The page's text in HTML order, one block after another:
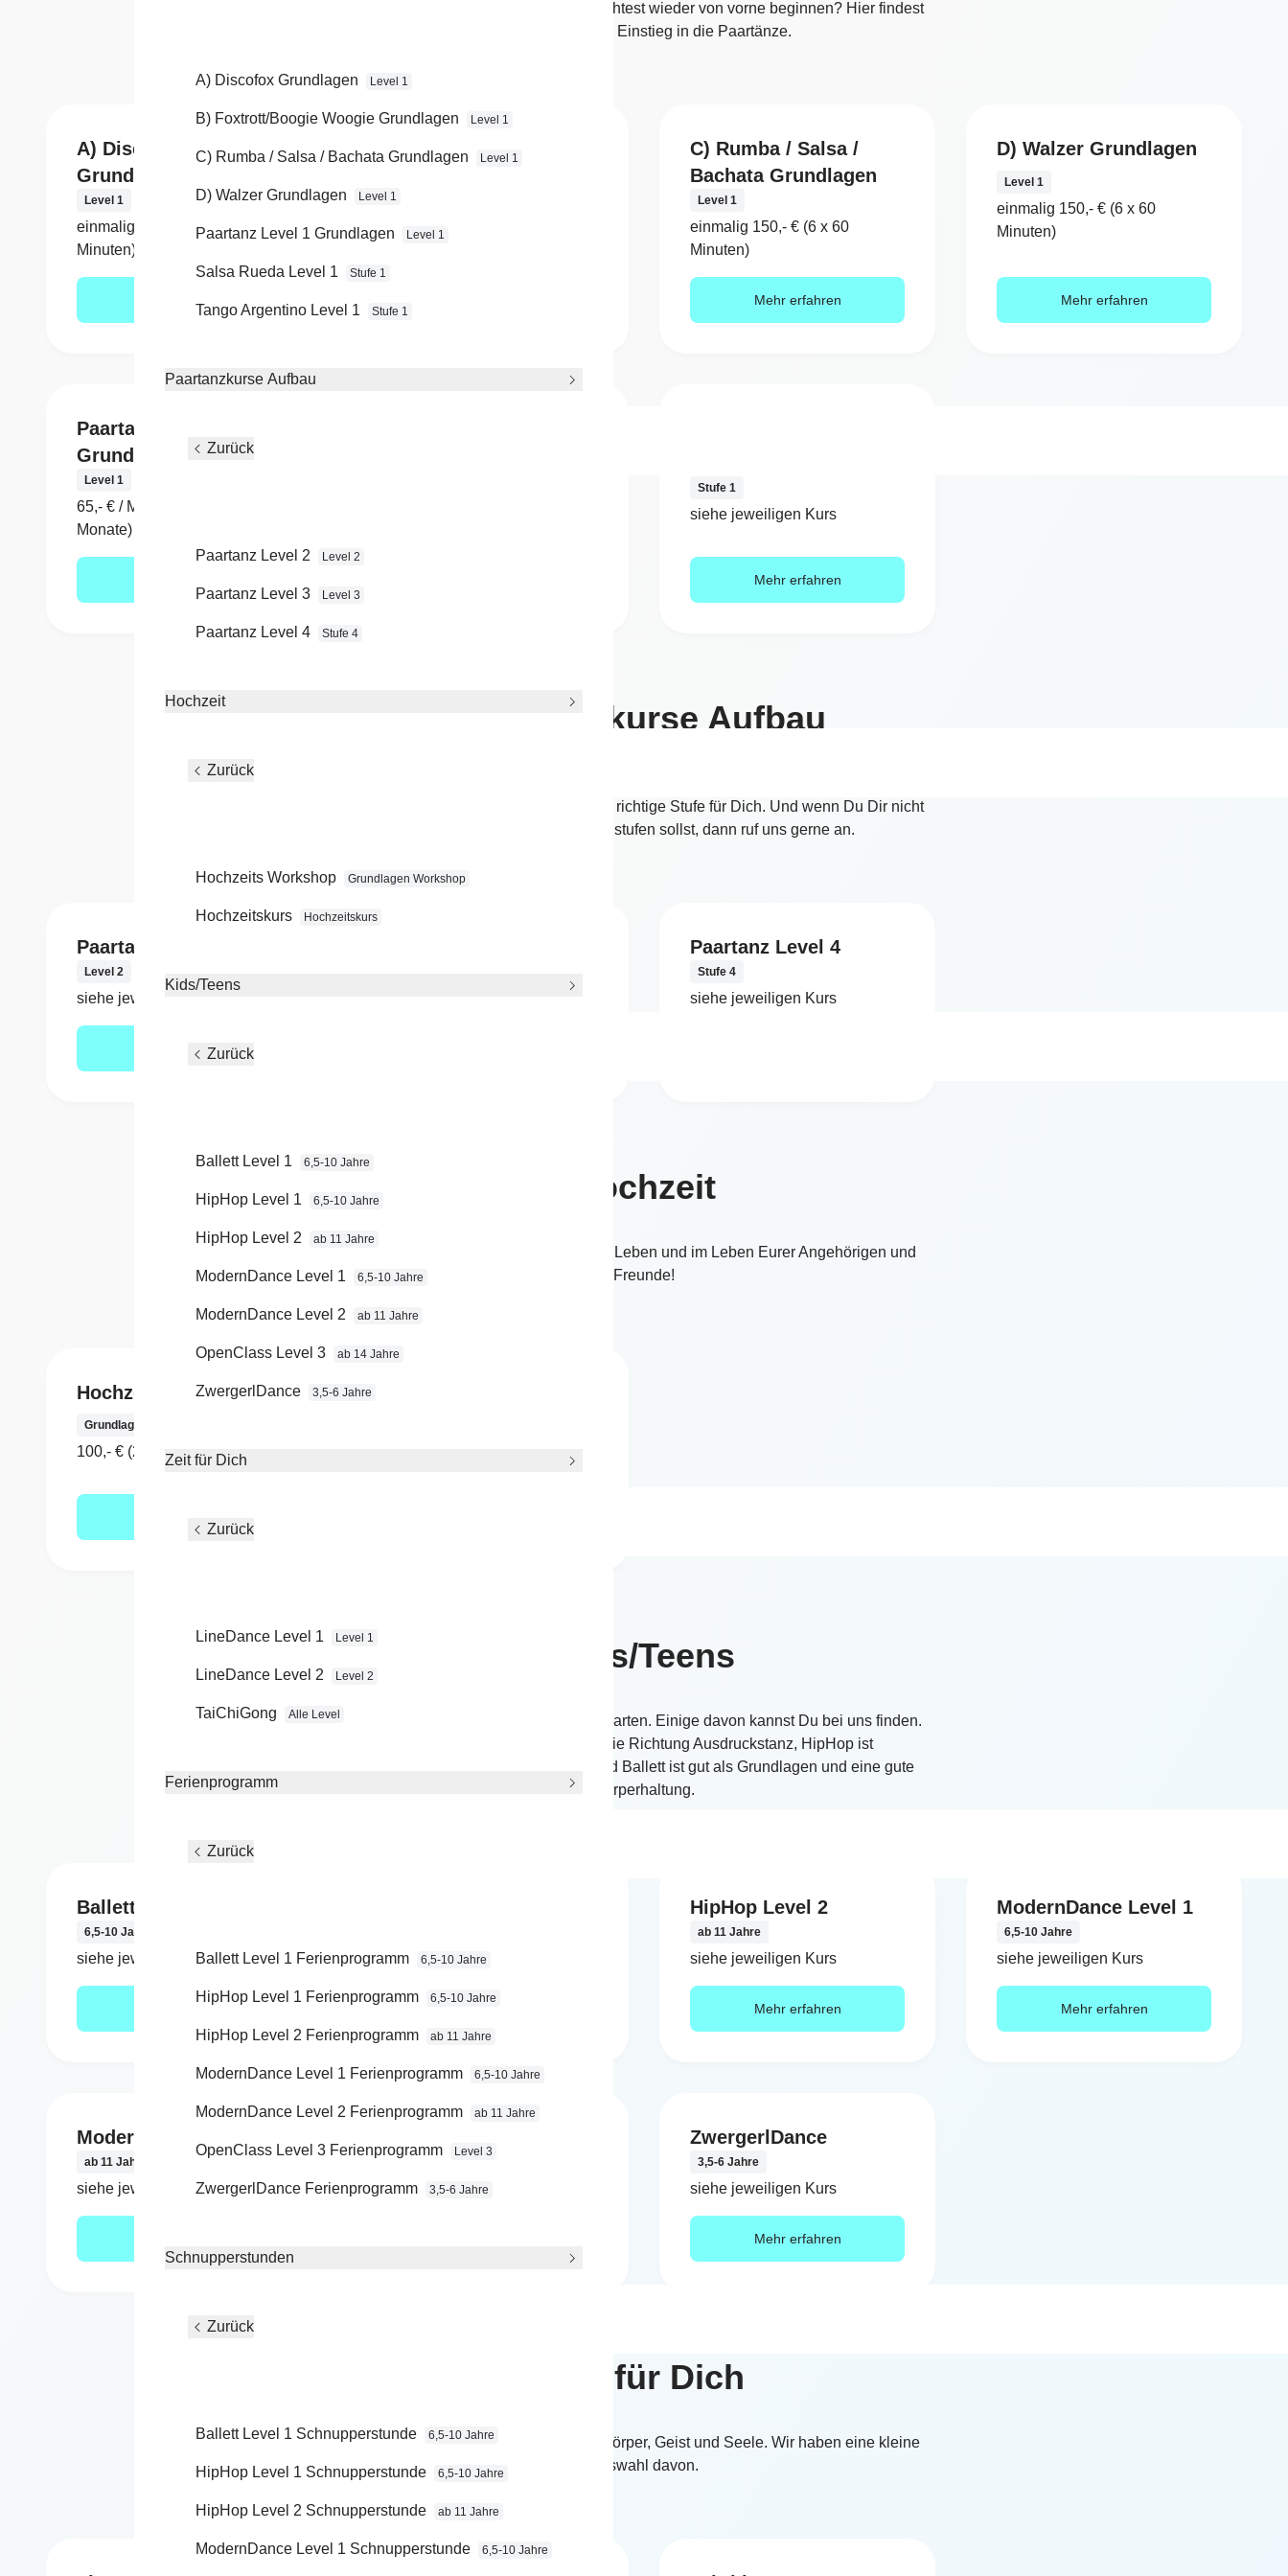
A) Discofox Grundlagen Level 1
B) Foxtrott/Boogie Woogie Grundlagen Level 1
C) Rumba / Salsa / Bachata Grundlagen Level 1
D) Walzer Grundlagen Level 1
Paartanz Level 1 Grundlagen Level 1
Salsa Rueda Level 1 Stufe 1
Tango Argentino Level 1 Stufe 1
Paartanzkurse Aufbau
Zurück
Paartanz Level 2 Level 2
Paartanz Level 3 Level 3
Paartanz Level 4 Stufe 4
Hochzeit
Zurück
Hochzeits Workshop Grundlagen Workshop
Hochzeitskurs Hochzeitskurs
Kids/Teens
Zurück
Ballett Level 1 6,5-10 Jahre
HipHop Level 1 6,5-10 Jahre
HipHop Level 2 ab 11 Jahre
ModernDance Level 1 6,5-10 Jahre
ModernDance Level 2 ab 11 Jahre
OpenClass Level 3 ab 14 Jahre
ZwergerlDance 3,5-6 Jahre
Zeit für Dich
Zurück
LineDance Level 1 Level 1
LineDance Level 2 Level 2
TaiChiGong Alle Level
Ferienprogramm
Zurück
Ballett Level 1 Ferienprogramm 6,5-10 Jahre
HipHop Level 1 Ferienprogramm 6,5-10 Jahre
HipHop Level 2 Ferienprogramm ab 11 Jahre
ModernDance Level 1 Ferienprogramm 6,5-10 Jahre
ModernDance Level 2 Ferienprogramm ab 11 Jahre
OpenClass Level 3 Ferienprogramm Level 3
ZwergerlDance Ferienprogramm 3,5-6 Jahre
Schnupperstunden
Zurück
Ballett Level 1 Schnupperstunde 6,5-10 Jahre
HipHop Level 1 Schnupperstunde 6,5-10 Jahre
HipHop Level 2 Schnupperstunde ab 11 Jahre
ModernDance Level 1 Schnupperstunde 6,5-10 Jahre
Du hast noch nicht getanzt oder möchtest wieder von vorne beginnen? Hier findest
Du den perfekten Einstieg in die Paartänze.
A) Discofox
Grundlagen
Level 1
einmalig 150,- € (6 x 60
Minuten)
B) Foxtrott/Boogie
Level 1
einmalig 150,- € (6 x 60
C) Rumba / Salsa /
Bachata Grundlagen
Level 1
einmalig 150,- € (6 x 60
Minuten)
Mehr erfahren
D) Walzer Grundlagen
Level 1
einmalig 150,- € (6 x 60
Minuten)
Mehr erfahren
Paartanz Level 1
Grundlagen
Level 1
65,- € / Monat (Laufzeit 12
Monate)
Stufe 1
siehe jeweiligen Kurs
Mehr erfahren
Paartanzkurse Aufbau
1 Jahr tanzt, dann findest Du hier die richtige Stufe für Dich. Und wenn Du Dir nicht
sicher bist, wo Du Dich einstufen sollst, dann ruf uns gerne an.
Paartanz Level 2
Level 2
siehe jeweiligen Kurs
Mehr erfahren
Paartanz Level 4
Stufe 4
siehe jeweiligen Kurs
Hochzeit
Einer der schönsten Tage in Eurem Leben und im Leben Eurer Angehörigen und
Freunde!
Hochzeits Workshop
Grundlagen Workshop
100,- € (2 x 120 Minuten)
Kids/Teens
Im Solotanz-Bereich gibt es viele Sparten. Einige davon kannst Du bei uns finden.
ModernDance geht mehr in die Richtung Ausdruckstanz, HipHop ist
wahrscheinlich jedem bekannt. Und Ballett ist gut als Grundlagen und eine gute
Körperhaltung.
Ballett Level 1
6,5-10 Jahre
siehe jeweiligen Kurs
Mehr erfahren
siehe jeweiligen Kurs
HipHop Level 2
ab 11 Jahre
siehe jeweiligen Kurs
Mehr erfahren
ModernDance Level 1
6,5-10 Jahre
siehe jeweiligen Kurs
Mehr erfahren
ModernDance Level 2
ab 11 Jahre
siehe jeweiligen Kurs
ab 14 Jahre
siehe jeweiligen Kurs
ZwergerlDance
3,5-6 Jahre
siehe jeweiligen Kurs
Mehr erfahren
Zeit für Dich
Bewegung jeder Art ist gesund für Körper, Geist und Seele. Wir haben eine kleine
Auswahl davon.